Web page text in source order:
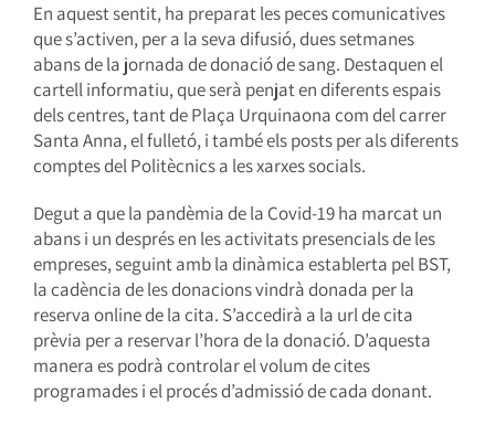
En aquest sentit, ha preparat les peces comunicatives
que s’activen, per a la seva difusió, dues setmanes
abans de la jornada de donació de sang. Destaquen el
cartell informatiu, que serà penjat en diferents espais
dels centres, tant de Plaça Urquinaona com del carrer
Santa Anna, el fulletó, i també els posts per als diferents
comptes del Politècnics a les xarxes socials.
Degut a que la pandèmia de la Covid-19 ha marcat un
abans i un després en les activitats presencials de les
empreses, seguint amb la dinàmica establerta pel BST,
la cadència de les donacions vindrà donada per la
reserva online de la cita. S’accedirà a la url de cita
prèvia per a reservar l’hora de la donació. D’aquesta
manera es podrà controlar el volum de cites
programades i el procés d’admissió de cada donant.